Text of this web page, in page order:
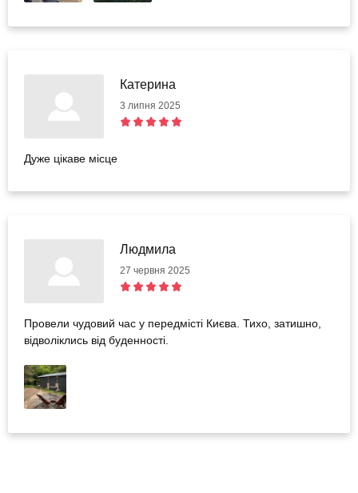
Катерина
3 липня 2025
Дуже цікаве місце
Людмила
27 червня 2025
Провели чудовий час у передмісті Києва. Тихо, затишно,
відволіклись від буденності.